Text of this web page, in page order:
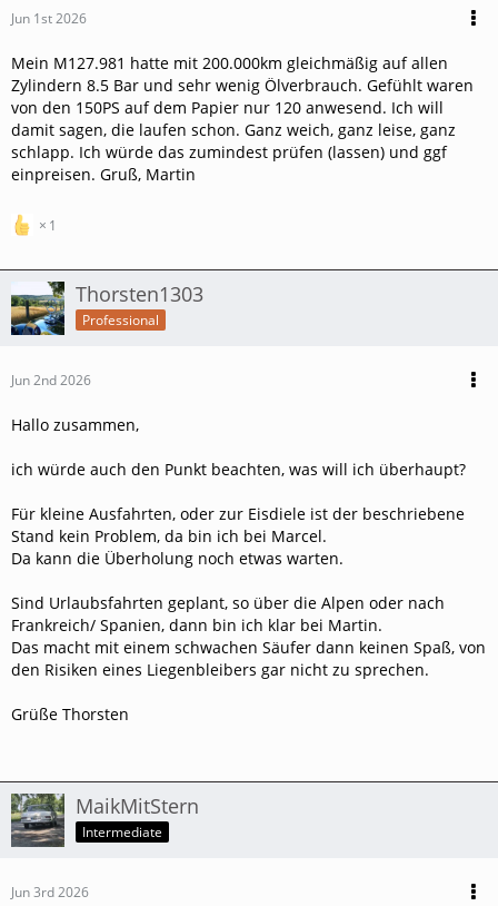
Jun 1st 2026
Mein M127.981 hatte mit 200.000km gleichmäßig auf allen
Zylindern 8.5 Bar und sehr wenig Ölverbrauch. Gefühlt waren
von den 150PS auf dem Papier nur 120 anwesend. Ich will
damit sagen, die laufen schon. Ganz weich, ganz leise, ganz
schlapp. Ich würde das zumindest prüfen (lassen) und ggf
einpreisen. Gruß, Martin
1
Thorsten1303
Professional
Jun 2nd 2026
Hallo zusammen,
ich würde auch den Punkt beachten, was will ich überhaupt?
Für kleine Ausfahrten, oder zur Eisdiele ist der beschriebene
Stand kein Problem, da bin ich bei Marcel.
Da kann die Überholung noch etwas warten.
Sind Urlaubsfahrten geplant, so über die Alpen oder nach
Frankreich/ Spanien, dann bin ich klar bei Martin.
Das macht mit einem schwachen Säufer dann keinen Spaß, von
den Risiken eines Liegenbleibers gar nicht zu sprechen.
Grüße Thorsten
MaikMitStern
Intermediate
Jun 3rd 2026